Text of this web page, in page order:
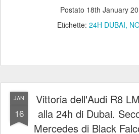
Postato 18th January
Etichette: 24H DUBAI
JAN
16
Vittoria dell'Audi R8
alla 24h di Dubai.
Mercedes di Black